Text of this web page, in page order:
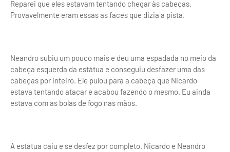
Reparei que eles estavam tentando chegar às cabeças.
Provavelmente eram essas as faces que dizia a pista.
Neandro subiu um pouco mais e deu uma espadada no meio da
cabeça esquerda da estátua e conseguiu desfazer uma das
cabeças por inteiro. Ele pulou para a cabeça que Nicardo
estava tentando atacar e acabou fazendo o mesmo. Eu ainda
estava com as bolas de fogo nas mãos.
A estátua caiu e se desfez por completo. Nicardo e Neandro